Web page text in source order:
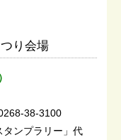
り会場
38-3100
ンプラリー」代